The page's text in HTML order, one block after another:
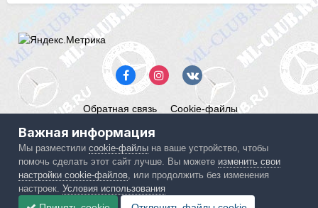
Обратная связь Cookie-файлы
Powered by Invision Community
Важная информация
Мы разместилиcookie-файлы на ваше устройство, чтобы
помочь сделать этот сайт лучше. Вы можете изменить свои
настройки cookie-файлов , или продолжить без изменения
настроек.Условия использования
IPS spam blocked by CleanTalk.